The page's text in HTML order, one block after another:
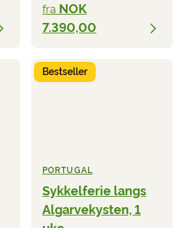
fra NOK
7.390,00
Bestseller
PORTUGAL
Sykkelferie langs
Algarvekysten, 1